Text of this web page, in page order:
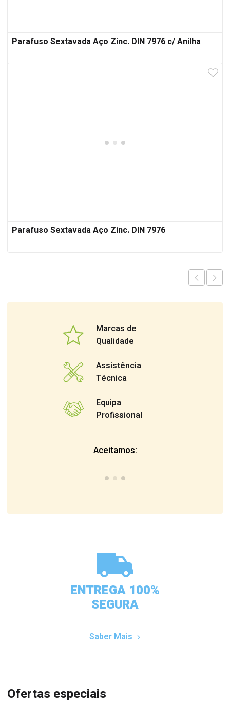
Parafuso Sextavada Aço Zinc. DIN 7976 c/ Anilha
Parafuso Sextavada Aço Zinc. DIN 7976
Marcas de
Qualidade
Assistência
Técnica
Equipa
Profissional
Aceitamos:
ENTREGA 100%
SEGURA
Saber Mais
Ofertas especiais